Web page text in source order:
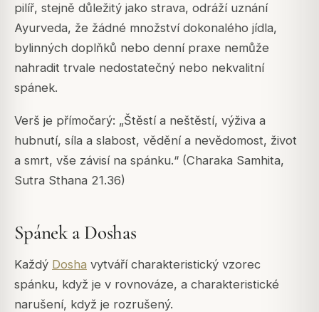
pilíř, stejně důležitý jako strava, odráží uznání
Ayurveda, že žádné množství dokonalého jídla,
bylinných doplňků nebo denní praxe nemůže
nahradit trvale nedostatečný nebo nekvalitní
spánek.
Verš je přímočarý: „Štěstí a neštěstí, výživa a
hubnutí, síla a slabost, vědění a nevědomost, život
a smrt, vše závisí na spánku.“ (Charaka Samhita,
Sutra Sthana 21.36)
Spánek a Doshas
Každý Dosha vytváří charakteristický vzorec
spánku, když je v rovnováze, a charakteristické
narušení, když je rozrušený.